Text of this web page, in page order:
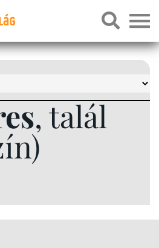
, talál